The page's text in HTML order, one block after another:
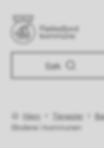
Flekkefjord kommune
Søk
Du er her:
Hjem Tjenester
Skolene i kommunen